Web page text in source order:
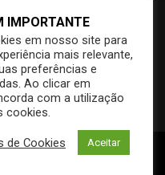
09/2023
IMPORTANTE
em nosso site para
mais relevante,
preferências e
Ao clicar em
com a utilização
cookies.
de Cookies Aceitar